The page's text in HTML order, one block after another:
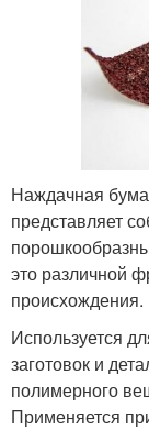
Наждачная
представляет
это различной
происхождения.
Используется
заготовок и
полимерного
Применяется